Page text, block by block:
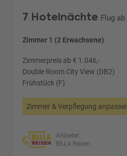
7 Hotelnächte Flug ab
Zimmer 1 (2 Erwachsene)
Zimmerpreis ab € 1.046,-
Double Room City View (DB2)
Frühstück (F)
Zimmer & Verpflegung
Anbieter:
BILLA Reisen